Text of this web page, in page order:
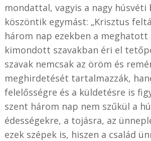
mondattal, vagyis a nagy húsvéti
köszöntik egymást: „Krisztus
három nap ezekben a meghatott
kimondott szavakban éri el
szavak nemcsak az öröm és
meghirdetését tartalmazzák,
felelősségre és a küldetésre is
szent három nap nem szűkül a
édességekre, a tojásra, az
ezek szépek is, hiszen a család